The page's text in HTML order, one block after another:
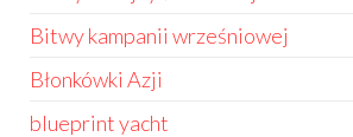
Bitwy kampanii wrześniowej
Błonkówki Azji
blueprint yacht